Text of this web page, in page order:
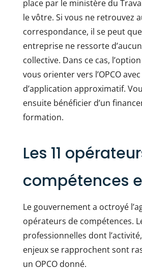
place par le ministère du
le vôtre. Si vous ne retrouvez
correspondance, il se peut
entreprise ne ressorte
collective. Dans ce cas,
vous orienter vers l’OPCO
d’application approximatif.
ensuite bénéficier d’un
formation.
Les 11
compétences
Le gouvernement a octroyé
opérateurs de compétences.
professionnelles dont
enjeux se rapprochent sont
un OPCO donné.